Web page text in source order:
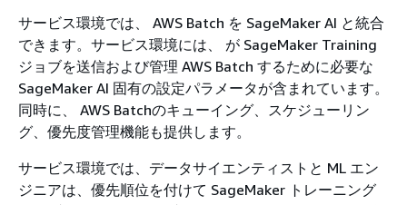
サービス環境では、 AWS Batch を SageMaker AI と統合
できます。サービス環境には、 が SageMaker Training
ジョブを送信および管理 AWS Batch するために必要な
SageMaker AI 固有の設定パラメータが含まれています。
同時に、 AWS Batchのキューイング、スケジューリン
グ、優先度管理機能も提供します。
サービス環境では、データサイエンティストと ML エン
ジニアは、優先順位を付けて SageMaker トレーニング